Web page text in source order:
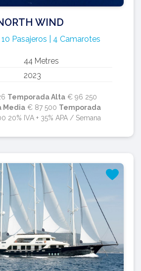
WIND
Pasajeros | 4 Camarotes
44 Metres
2023
Temporada Alta € 96 250
Media€ 87 500 Temporada
20% IVA + 35% APA / Semana